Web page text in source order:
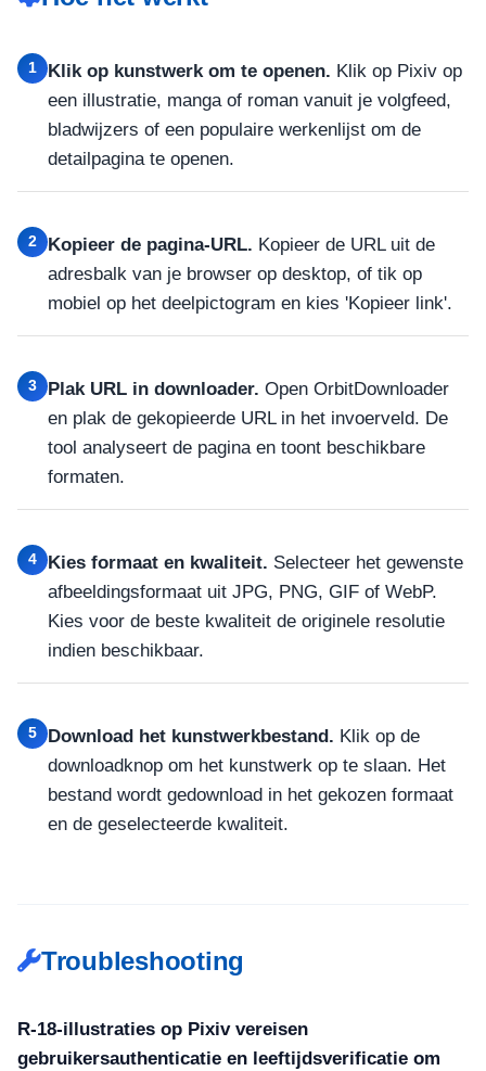
1 Klik op kunstwerk om te openen. Klik op Pixiv op
een illustratie, manga of roman vanuit je volgfeed,
bladwijzers of een populaire werkenlijst om de
detailpagina te openen.
2 Kopieer de pagina-URL. Kopieer de URL uit de
adresbalk van je browser op desktop, of tik op
mobiel op het deelpictogram en kies 'Kopieer link'.
3 Plak URL in downloader. Open OrbitDownloader
en plak de gekopieerde URL in het invoerveld. De
tool analyseert de pagina en toont beschikbare
formaten.
4 Kies formaat en kwaliteit. Selecteer het gewenste
afbeeldingsformaat uit JPG, PNG, GIF of WebP.
Kies voor de beste kwaliteit de originele resolutie
indien beschikbaar.
5 Download het kunstwerkbestand. Klik op de
downloadknop om het kunstwerk op te slaan. Het
bestand wordt gedownload in het gekozen formaat
en de geselecteerde kwaliteit.
Troubleshooting
R-18-illustraties op Pixiv vereisen
gebruikersauthenticatie en leeftijdsverificatie om